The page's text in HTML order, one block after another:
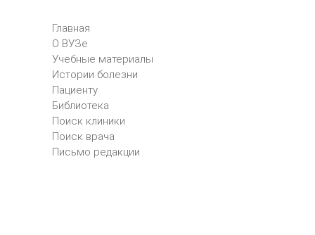
Главная
О ВУЗе
Учебные материалы
Истории болезни
Пациенту
Библиотека
Поиск клиники
Поиск врача
Письмо редакции